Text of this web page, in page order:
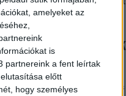
amelyeket az
is
partnereink a fent leírtak
előtt
hogy személyes
Rekordok
mindent vitt
Digital Center 2026.